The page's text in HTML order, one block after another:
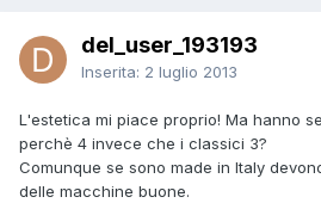
del_user_193193
Inserita: 2 luglio 2013
L'estetica mi piace proprio! Ma hanno
perchè 4 invece che i classici 3?
Comunque se sono made in Italy
delle macchine buone.